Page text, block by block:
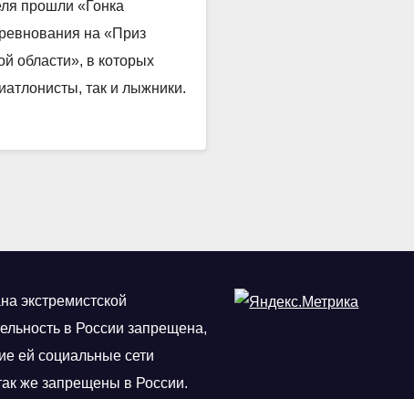
прошли «Гонка
на «Приз
области», в которых
так и лыжники.
экстремистской
в России запрещена,
ей социальные сети
же запрещены в России.